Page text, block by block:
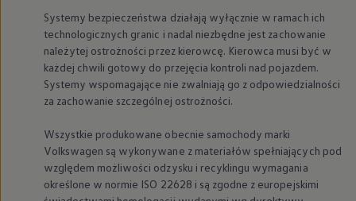
Systemy bezpieczeństwa działają wyłącznie w ramach ich
technologicznych granic i nadal niezbędne jest zachowanie
należytej ostrożności przez kierowcę. Kierowca musi być w
każdej chwili gotowy do przejęcia kontroli nad pojazdem.
Systemy wspomagające nie zwalniają go z odpowiedzialności
za zachowanie szczególnej ostrożności.
Wszystkie produkowane obecnie samochody marki
Volkswagen są wykonywane z materiałów spełniających pod
względem możliwości odzysku i recyklingu wymagania
określone w normie ISO 22628 i są zgodne z europejskimi